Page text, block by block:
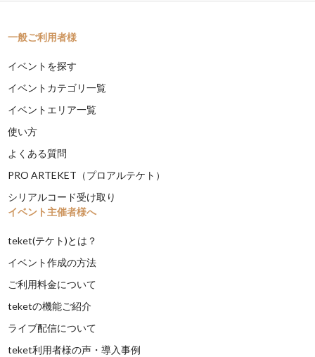
一般ご利用者様
イベントを探す
イベントカテゴリ一覧
イベントエリア一覧
使い方
よくある質問
PRO ARTEKET（プロアルテケト）
シリアルコード受け取り
イベント主催者様へ
teket(テケト)とは？
イベント作成の方法
ご利用料金について
teketの機能ご紹介
ライブ配信について
teket利用者様の声・導入事例